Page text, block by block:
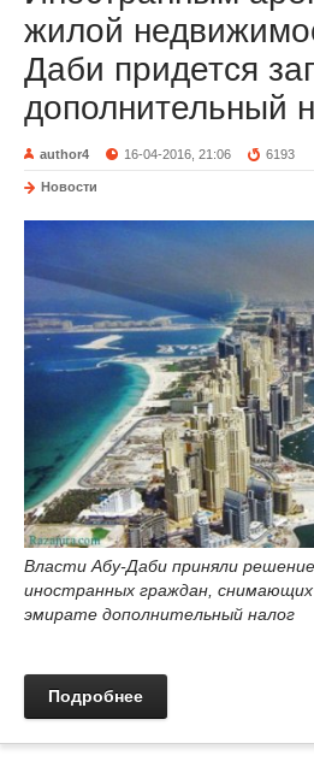
жилой
Даби придется
дополнительный
author4 16-04-2016, 21:06 6193
Новости
Власти Абу-Даби приняли
иностранных граждан,
эмирате дополнительный налог
Подробнее